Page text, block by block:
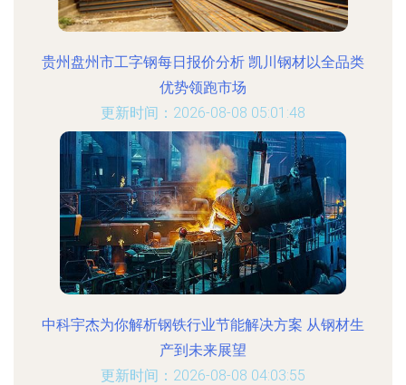
贵州盘州市工字钢每日报价分析 凯川钢材以全品类
优势领跑市场
更新时间：2026-08-08 05:01:48
中科宇杰为你解析钢铁行业节能解决方案 从钢材生
产到未来展望
更新时间：2026-08-08 04:03:55